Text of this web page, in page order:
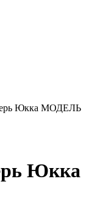
Юкка МОДЕЛЬ
Юкка